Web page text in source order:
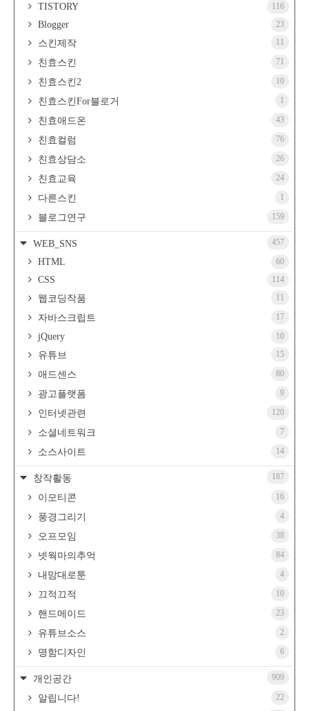
TISTORY 116
Blogger 23
스킨제작 11
친효스킨 71
친효스킨2 10
친효스킨For블로거 1
친효애드온 43
친효컬럼 76
친효상담소 26
친효교육 24
다른스킨 1
블로그연구 159
WEB_SNS 457
HTML 60
CSS 114
웹코딩작품 11
자바스크립트 17
jQuery 10
유튜브 15
애드센스 80
광고플랫폼 9
인터넷관련 120
소셜네트워크 7
소스사이트 14
창작활동 187
이모티콘 16
풍경그리기 4
오프모임 38
넷웍마의추억 84
내맘대로툰 4
끄적끄적 10
핸드메이드 23
유튜브소스 2
명함디자인 6
개인공간 909
알립니다! 22